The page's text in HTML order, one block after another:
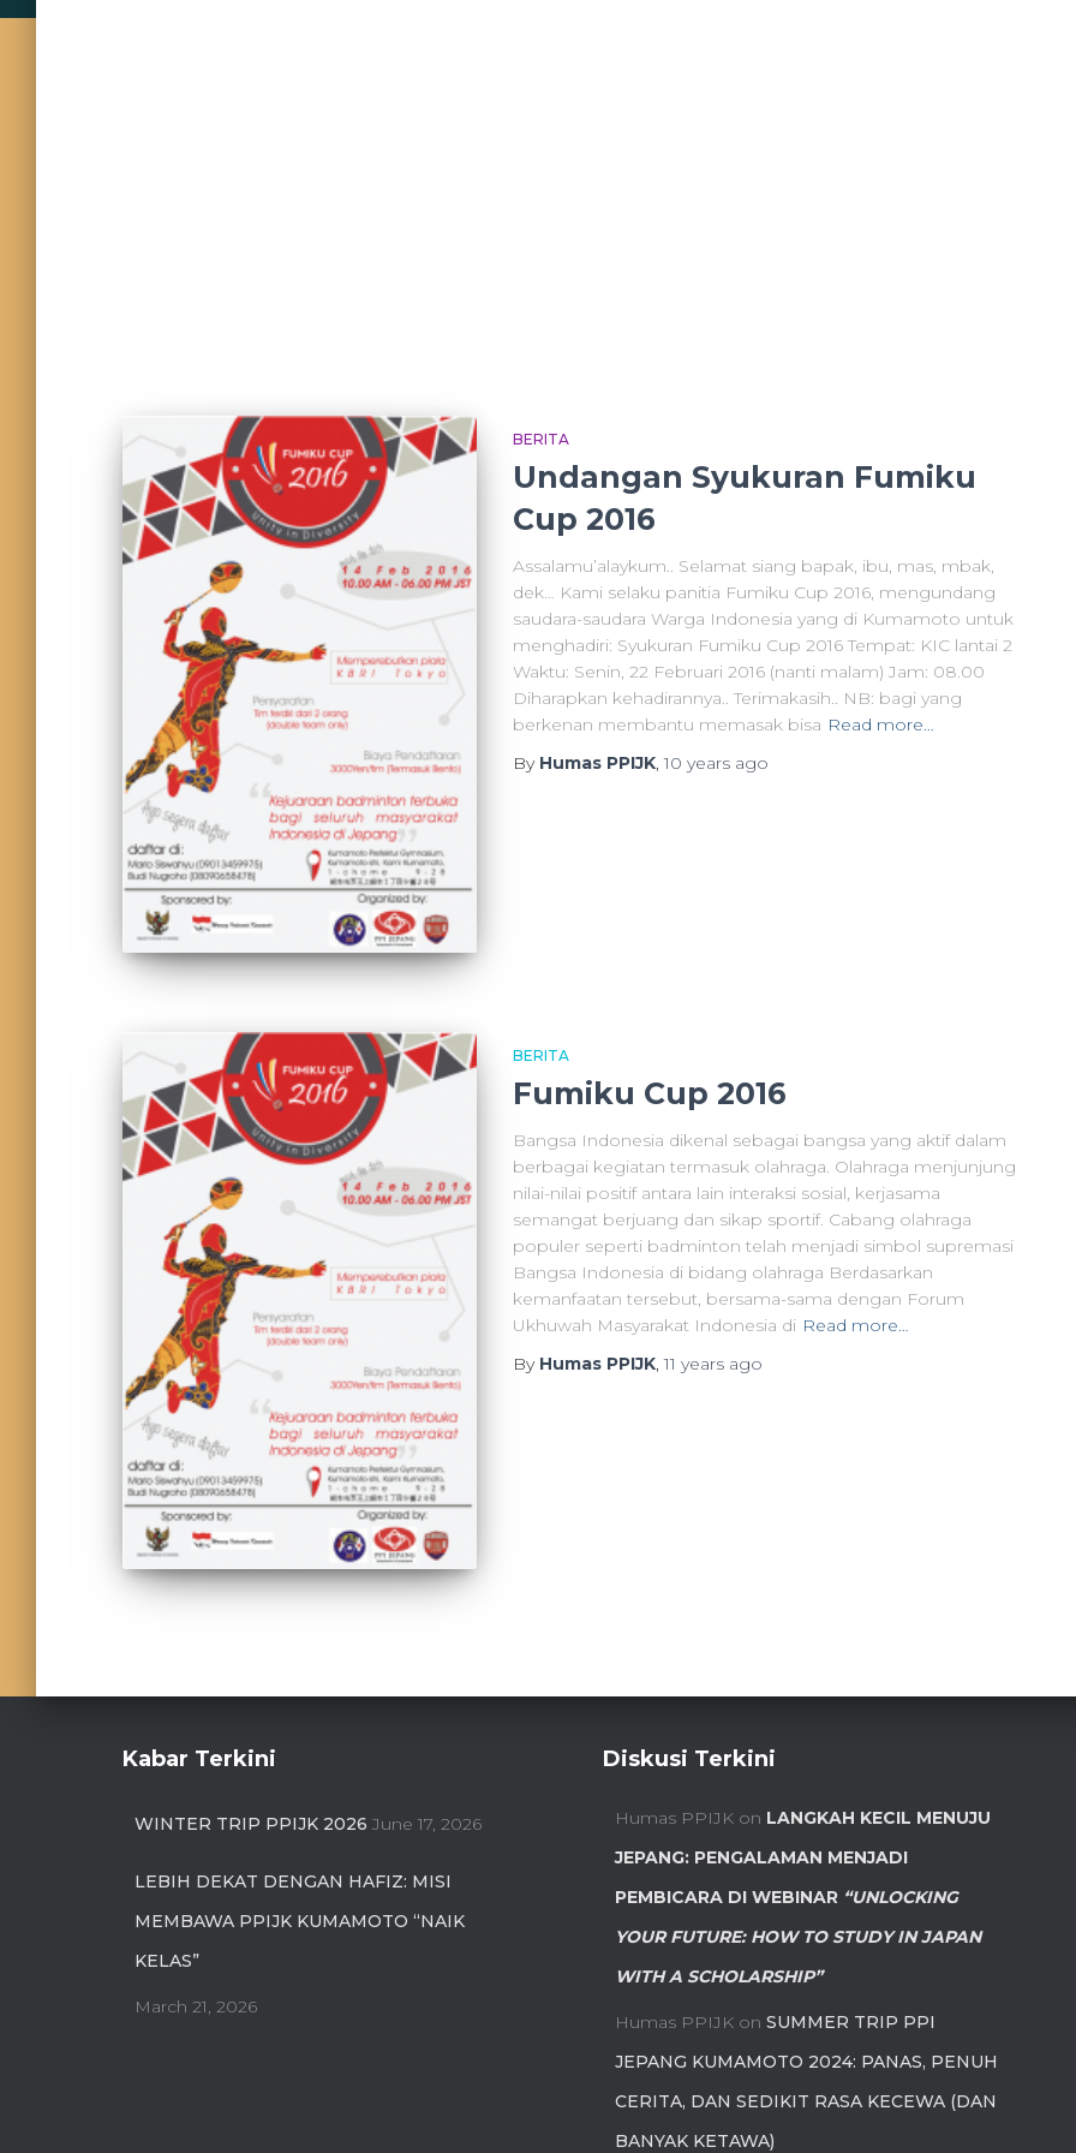
BERITA
Undangan Syukuran Fumiku
Cup 2016
Assalamu’alaykum.. Selamat siang bapak, ibu, mas, mbak,
dek… Kami selaku panitia Fumiku Cup 2016, mengundang
saudara-saudara Warga Indonesia yang di Kumamoto untuk
menghadiri: Syukuran Fumiku Cup 2016 Tempat: KIC lantai 2
Waktu: Senin, 22 Februari 2016 (nanti malam) Jam: 08.00
Diharapkan kehadirannya.. Terimakasih.. NB: bagi yang
berkenan membantu memasak bisa Read more…
By Humas PPIJK,10 years ago
BERITA
Fumiku Cup 2016
Bangsa Indonesia dikenal sebagai bangsa yang aktif dalam
berbagai kegiatan termasuk olahraga. Olahraga menjunjung
nilai-nilai positif antara lain interaksi sosial, kerjasama
semangat berjuang dan sikap sportif. Cabang olahraga
populer seperti badminton telah menjadi simbol supremasi
Bangsa Indonesia di bidang olahraga Berdasarkan
kemanfaatan tersebut, bersama-sama dengan Forum
Ukhuwah Masyarakat Indonesia di Read more…
By Humas PPIJK,11 years ago
Kabar Terkini
WINTER TRIP PPIJK 2026 June 17, 2026
LEBIH DEKAT DENGAN HAFIZ: MISI
MEMBAWA PPIJK KUMAMOTO “NAIK
KELAS”
March 21, 2026
Diskusi Terkini
Humas PPIJK on LANGKAH KECIL MENUJU
JEPANG: PENGALAMAN MENJADI
PEMBICARA DI WEBINAR “UNLOCKING
YOUR FUTURE: HOW TO STUDY IN JAPAN
WITH A SCHOLARSHIP”
Humas PPIJK on SUMMER TRIP PPI
JEPANG KUMAMOTO 2024: PANAS, PENUH
CERITA, DAN SEDIKIT RASA KECEWA (DAN
BANYAK KETAWA)